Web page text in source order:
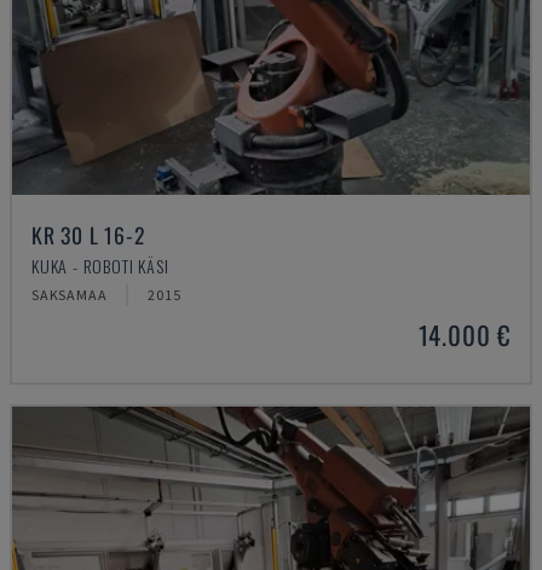
KR 30 L 16-2
KUKA - ROBOTI KÄSI
SAKSAMAA 2015
14.000 €